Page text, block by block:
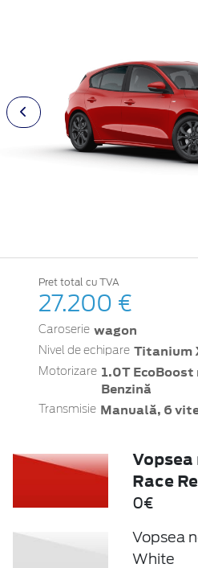
Pret total cu TVA
27.200 €
Caroserie wagon
Nivel de echipare Titanium
Motorizare 1.0T EcoBoost
Benzină
Transmisie Manuală, 6
Race
0€
Vopsea
White